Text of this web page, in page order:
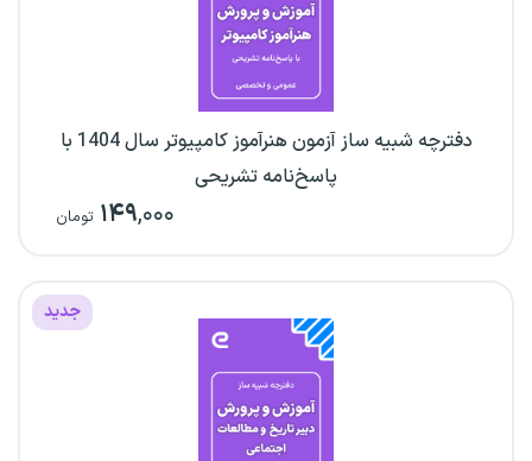
دفترچه شبیه ساز آزمون هنرآموز کامپیوتر سال 1404 با
پاسخ‌نامه تشریحی
۱۴۹,۰۰۰ تومان
جدید